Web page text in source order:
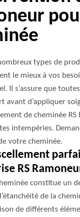
types de
le mieux à vos
Il s’assure que
avant d’appliquer
de cheminée
intempéries.
votre cheminée.
RS
constitue un
de la
de différents